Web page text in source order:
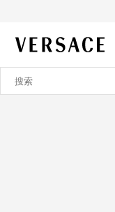
VERSACE | 主页